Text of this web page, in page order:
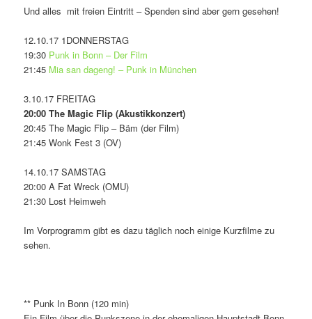
Und alles mit freien Eintritt – Spenden sind aber gern gesehen!
12.10.17 1DONNERSTAG
19:30 Punk in Bonn – Der Film
21:45 Mia san dageng! – Punk in München
3.10.17 FREITAG
20:00 The Magic Flip (Akustikkonzert)
20:45 The Magic Flip – Bäm (der Film)
21:45 Wonk Fest 3 (OV)
14.10.17 SAMSTAG
20:00 A Fat Wreck (OMU)
21:30 Lost Heimweh
Im Vorprogramm gibt es dazu täglich noch einige Kurzfilme zu
sehen.
** Punk In Bonn (120 min)